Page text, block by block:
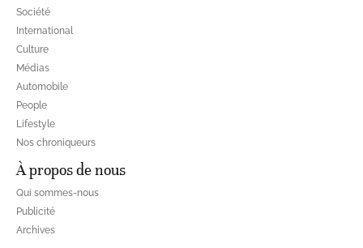
Société
International
Culture
Médias
Automobile
People
Lifestyle
Nos chroniqueurs
À propos de nous
Qui sommes-nous
Publicité
Archives